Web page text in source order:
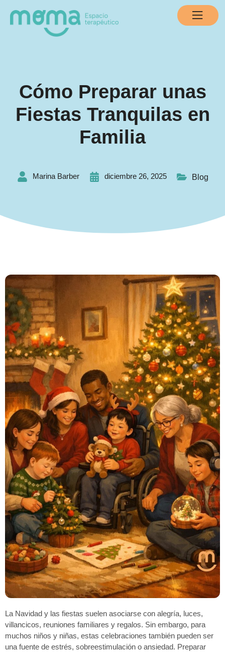
Cómo Preparar unas
Fiestas Tranquilas en
Familia
Marina Barber diciembre 26, 2025 Blog
La Navidad y las fiestas suelen asociarse con alegría, luces,
villancicos, reuniones familiares y regalos. Sin embargo, para
muchos niños y niñas, estas celebraciones también pueden ser
una fuente de estrés, sobreestimulación o ansiedad. Preparar